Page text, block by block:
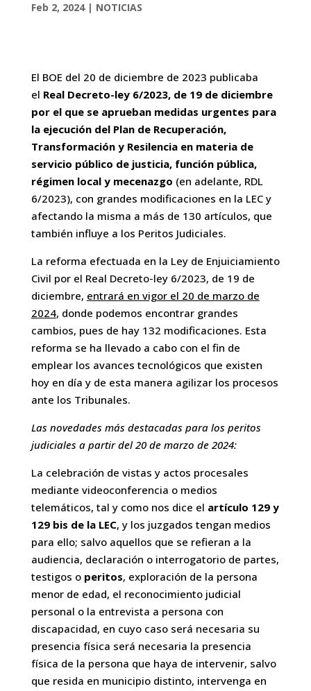
Feb 2, 2024| NOTICIAS
El BOE del 20 de diciembre de 2023 publicaba
el Real Decreto-ley 6/2023, de 19 de diciembre
por el que se aprueban medidas urgentes para
la ejecución del Plan de Recuperación,
Transformación y Resilencia en materia de
servicio público de justicia, función pública,
régimen local y mecenazgo (en adelante, RDL
6/2023), con grandes modificaciones en la LEC y
afectando la misma a más de 130 artículos, que
también influye a los Peritos Judiciales.
La reforma efectuada en la Ley de Enjuiciamiento
Civil por el Real Decreto-ley 6/2023, de 19 de
diciembre, entrará en vigor el 20 de marzo de
2024, donde podemos encontrar grandes
cambios, pues de hay 132 modificaciones. Esta
reforma se ha llevado a cabo con el fin de
emplear los avances tecnológicos que existen
hoy en día y de esta manera agilizar los procesos
ante los Tribunales.
Las novedades más destacadas para los peritos
judiciales a partir del 20 de marzo de 2024:
La celebración de vistas y actos procesales
mediante videoconferencia o medios
telemáticos, tal y como nos dice el artículo 129 y
129 bis de la LEC, y los juzgados tengan medios
para ello; salvo aquellos que se refieran a la
audiencia, declaración o interrogatorio de partes,
testigos o peritos, exploración de la persona
menor de edad, el reconocimiento judicial
personal o la entrevista a persona con
discapacidad, en cuyo caso será necesaria su
presencia física será necesaria la presencia
física de la persona que haya de intervenir, salvo
que resida en municipio distinto, intervenga en